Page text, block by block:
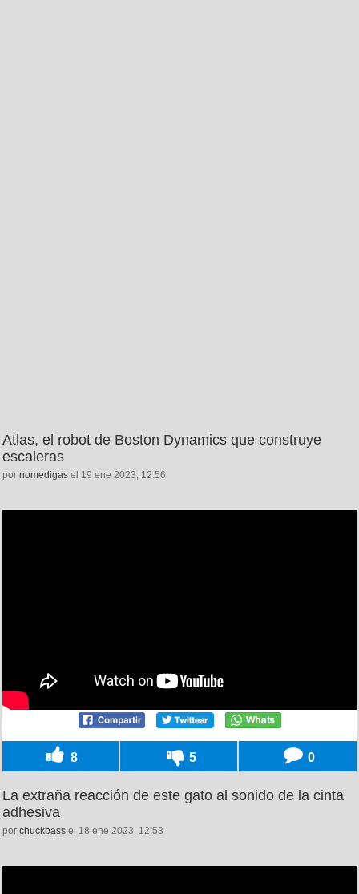
Atlas, el robot de Boston Dynamics que construye
escaleras
por nomedigas el 19 ene 2023, 12:56
8 5 0
La extraña reacción de este gato al sonido de la cinta
adhesiva
por chuckbass el 18 ene 2023, 12:53